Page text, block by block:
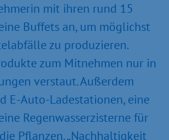
mit ihren rund 15
Buffets an, um möglichst
zu produzieren.
zum Mitnehmen nur in
verstaut. Außerdem
E-Auto-Ladestationen, eine
Regenwasserzisterne für
Pflanzen. „Nachhaltigkeit